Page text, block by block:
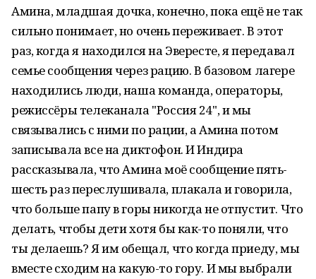
Амина, младшая дочка, конечно, пока ещё не так
сильно понимает, но очень переживает. В этот
раз, когда я находился на Эвересте, я передавал
семье сообщения через рацию. В базовом лагере
находились люди, наша команда, операторы,
режиссёры телеканала "Россия 24", и мы
связывались с ними по рации, а Амина потом
записывала все на диктофон. И Индира
рассказывала, что Амина моё сообщение пять-
шесть раз переслушивала, плакала и говорила,
что больше папу в горы никогда не отпустит. Что
делать, чтобы дети хотя бы как-то поняли, что
ты делаешь? Я им обещал, что когда приеду, мы
вместе сходим на какую-то гору. И мы выбрали